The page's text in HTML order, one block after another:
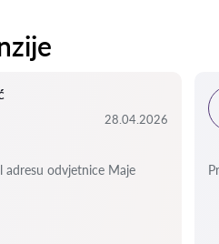
28.04.2026
adresu odvjetnice Maje